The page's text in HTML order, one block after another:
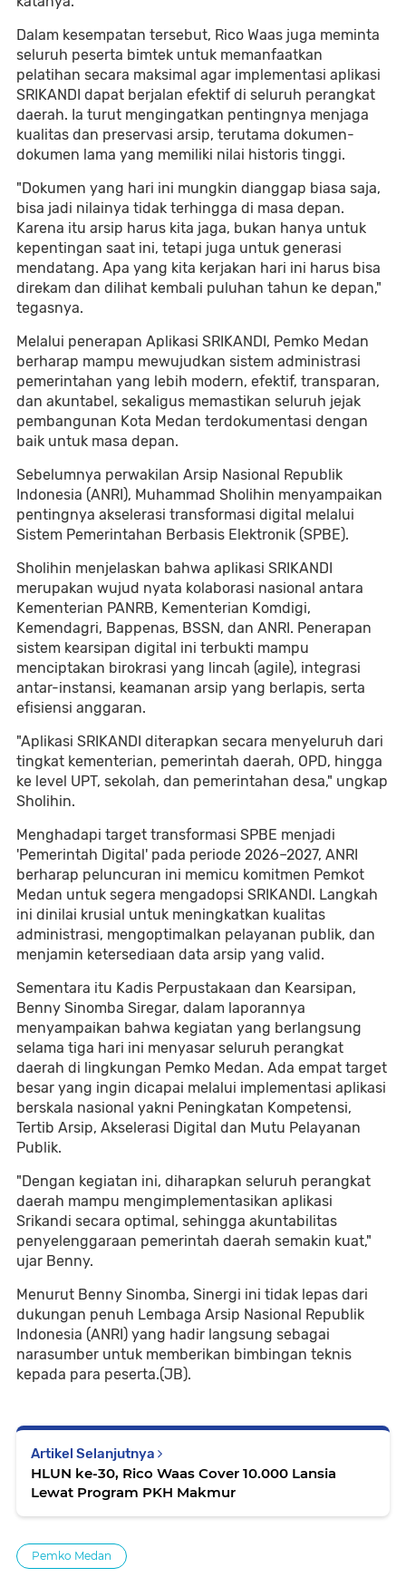
Dalam kesempatan tersebut, Rico Waas juga meminta
seluruh peserta bimtek untuk memanfaatkan
pelatihan secara maksimal agar implementasi aplikasi
SRIKANDI dapat berjalan efektif di seluruh perangkat
daerah. Ia turut mengingatkan pentingnya menjaga
kualitas dan preservasi arsip, terutama dokumen-
dokumen lama yang memiliki nilai historis tinggi.
"Dokumen yang hari ini mungkin dianggap biasa saja,
bisa jadi nilainya tidak terhingga di masa depan.
Karena itu arsip harus kita jaga, bukan hanya untuk
kepentingan saat ini, tetapi juga untuk generasi
mendatang. Apa yang kita kerjakan hari ini harus bisa
direkam dan dilihat kembali puluhan tahun ke depan,"
tegasnya.
Melalui penerapan Aplikasi SRIKANDI, Pemko Medan
berharap mampu mewujudkan sistem administrasi
pemerintahan yang lebih modern, efektif, transparan,
dan akuntabel, sekaligus memastikan seluruh jejak
pembangunan Kota Medan terdokumentasi dengan
baik untuk masa depan.
Sebelumnya perwakilan Arsip Nasional Republik
Indonesia (ANRI), Muhammad Sholihin menyampaikan
pentingnya akselerasi transformasi digital melalui
Sistem Pemerintahan Berbasis Elektronik (SPBE).
Sholihin menjelaskan bahwa aplikasi SRIKANDI
merupakan wujud nyata kolaborasi nasional antara
Kementerian PANRB, Kementerian Komdigi,
Kemendagri, Bappenas, BSSN, dan ANRI. Penerapan
sistem kearsipan digital ini terbukti mampu
menciptakan birokrasi yang lincah (agile), integrasi
antar-instansi, keamanan arsip yang berlapis, serta
efisiensi anggaran.
"Aplikasi SRIKANDI diterapkan secara menyeluruh dari
tingkat kementerian, pemerintah daerah, OPD, hingga
ke level UPT, sekolah, dan pemerintahan desa," ungkap
Sholihin.
Menghadapi target transformasi SPBE menjadi
'Pemerintah Digital' pada periode 2026–2027, ANRI
berharap peluncuran ini memicu komitmen Pemkot
Medan untuk segera mengadopsi SRIKANDI. Langkah
ini dinilai krusial untuk meningkatkan kualitas
administrasi, mengoptimalkan pelayanan publik, dan
menjamin ketersediaan data arsip yang valid.
Sementara itu Kadis Perpustakaan dan Kearsipan,
Benny Sinomba Siregar, dalam laporannya
menyampaikan bahwa kegiatan yang berlangsung
selama tiga hari ini menyasar seluruh perangkat
daerah di lingkungan Pemko Medan. Ada empat target
besar yang ingin dicapai melalui implementasi aplikasi
berskala nasional yakni Peningkatan Kompetensi,
Tertib Arsip, Akselerasi Digital dan Mutu Pelayanan
Publik.
"Dengan kegiatan ini, diharapkan seluruh perangkat
daerah mampu mengimplementasikan aplikasi
Srikandi secara optimal, sehingga akuntabilitas
penyelenggaraan pemerintah daerah semakin kuat,"
ujar Benny.
Menurut Benny Sinomba, Sinergi ini tidak lepas dari
dukungan penuh Lembaga Arsip Nasional Republik
Indonesia (ANRI) yang hadir langsung sebagai
narasumber untuk memberikan bimbingan teknis
kepada para peserta.(JB).
Artikel Selanjutnya
HLUN ke-30, Rico Waas Cover 10.000 Lansia
Lewat Program PKH Makmur
Pemko Medan